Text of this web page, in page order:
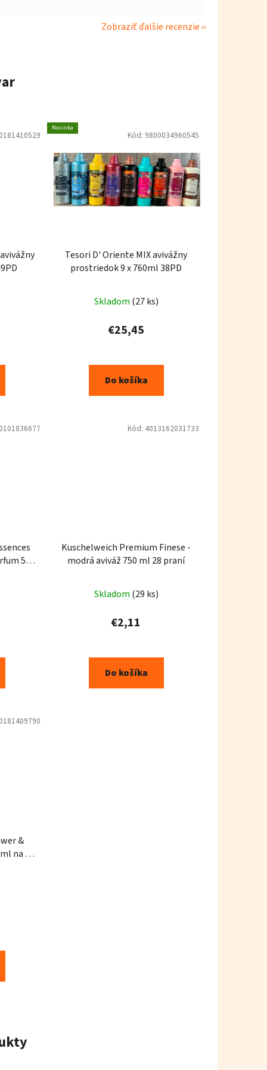
Zobraziť ďalšie recenzie
Novinka
Tesori D' Oriente MIX avivážny
prostriedok 9 x 760ml 38PD
Skladom (27 ks)
€25,45
Do košíka
Kód: 9800034960545
540
Kuschelweich Premium Finese -
modrá aviváž 750 ml 28 praní
Skladom (29 ks)
€2,11
Do košíka
Kód: 4013162031733
&
na 64